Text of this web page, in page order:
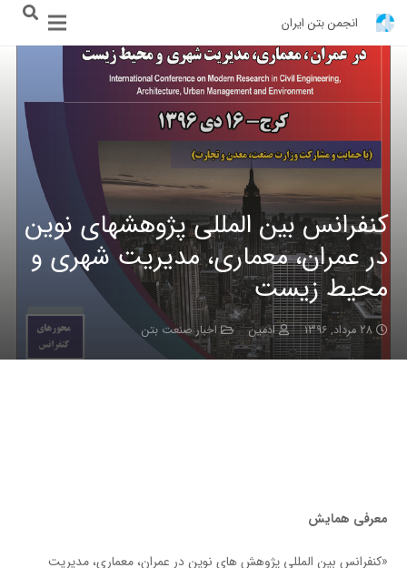
انجمن بتن ایران
کنفرانس بین المللی پژوهشهای نوین
در عمران، معماری، مدیریت شهری و
محیط زیست
۲۸ مرداد, ۱۳۹۶ ادمین اخبار صنعت بتن
معرفی همایش
«کنفرانس بین المللی پژوهش های نوین در عمران، معماری، مدیریت